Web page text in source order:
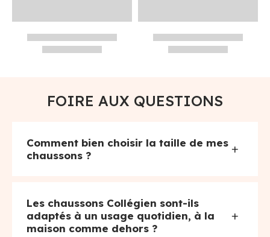
FOIRE AUX QUESTIONS
Comment bien choisir la taille de mes
chaussons ?
+
Les chaussons Collégien sont-ils
adaptés à un usage quotidien, à la
maison comme dehors ?
+